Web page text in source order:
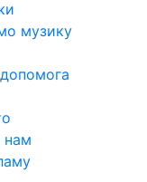
музику
нам